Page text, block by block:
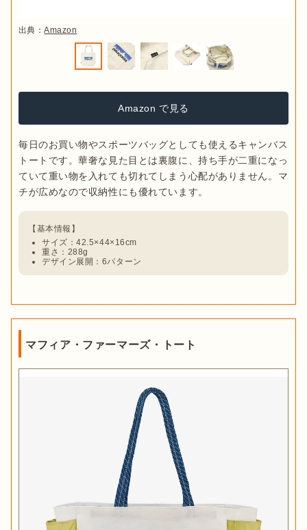
出典：Amazon
Amazon で見る
毎日のお買い物やスポーツバッグとしても使えるキャンバス
トートです。華奢な見た目とは裏腹に、持ち手が二重になっ
ていて重い物を入れても切れてしまう心配がありません。マ
サイズ：42.5×44×16cm
重さ：288g
デザイン展開：6パターン
マフィア・ファーマーズ・トート